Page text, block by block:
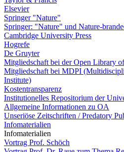
Elsevier
Springer "Nature"
Springer: "Nature" und Nature-
Cambridge University Press
Hogrefe
De Gruyter
Mitgliedschaft bei der Open Library
Mitgliedschaft bei MDPI
Institute)
Kostentransparenz
Institutionelles Repositorium der
Allgemeine Informationen zu OA
Unseriöse Zeitschriften / Predatory
Infomaterialien
Infomaterialien
Vortrag Prof. Schöch